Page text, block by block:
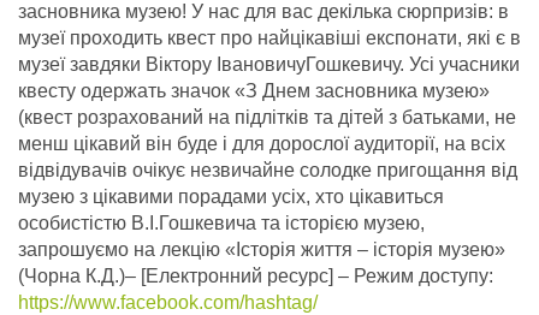
засновника музею! У нас для вас декілька сюрпризів: в
музеї проходить квест про найцікавіші експонати, які є в
музеї завдяки Віктору ІвановичуГошкевичу. Усі учасники
квесту одержать значок «З Днем засновника музею»
(квест розрахований на підлітків та дітей з батьками, не
менш цікавий він буде і для дорослої аудиторії, на всіх
відвідувачів очікує незвичайне солодке пригощання від
музею з цікавими порадами усіх, хто цікавиться
особистістю В.І.Гошкевича та історією музею,
запрошуємо на лекцію «Історія життя – історія музею»
(Чорна К.Д.)– [Електронний ресурс] – Режим доступу:
https://www.facebook.com/hashtag/